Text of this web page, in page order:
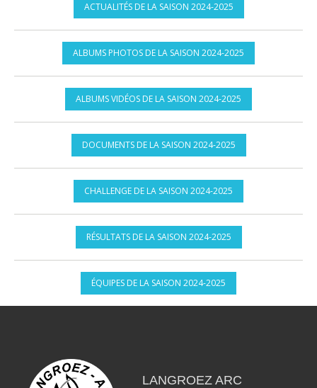
ACTUALITÉS DE LA SAISON 2024-2025
ALBUMS PHOTOS DE LA SAISON 2024-2025
ALBUMS VIDÉOS DE LA SAISON 2024-2025
DOCUMENTS DE LA SAISON 2024-2025
CHALLENGE DE LA SAISON 2024-2025
RÉSULTATS DE LA SAISON 2024-2025
ÉQUIPES DE LA SAISON 2024-2025
LANGROEZ ARC